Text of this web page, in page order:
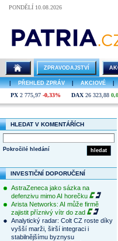
PONDĚLÍ 10.08.2026
ZPRAVODAJSTVÍ
| PŘEHLED ZPRÁV | AKCIOVÉ |
PX 2 775,97 -0,33% DAX 26 323,88
HLEDAT V KOMENTÁŘÍCH
hledat
Pokročilé hledání
INVESTIČNÍ DOPORUČENÍ
AstraZeneca jako sázka na
defenzivu mimo AI horečku
Arista Networks: AI může firmě
zajistit příznivý vítr do zad
Analytický radar: Colt CZ roste díky
vyšší marži, širší integraci i
stabilnějšímu byznysu